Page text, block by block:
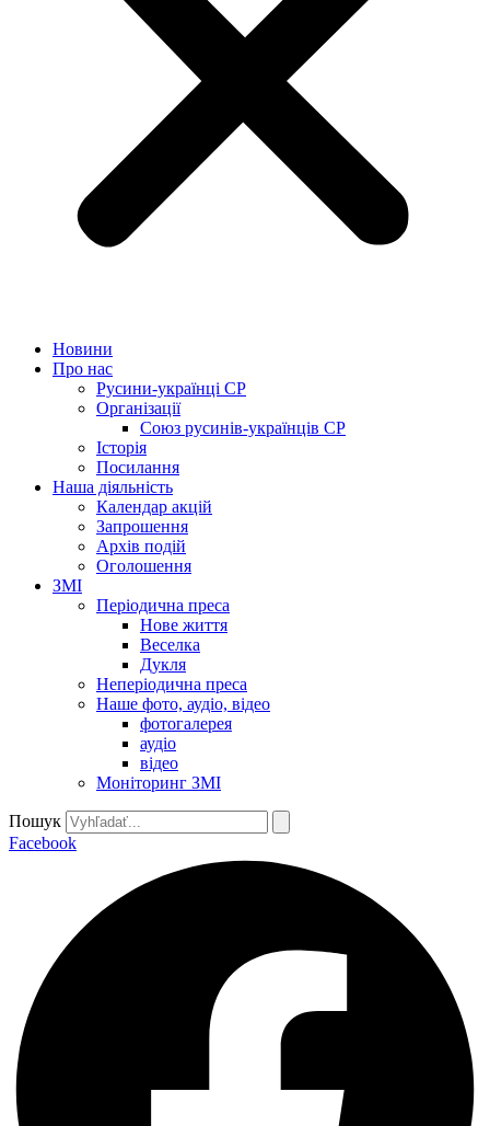
Новини
Про нас
Русини-українці СР
Організації
Союз русинів-українців СР
Історія
Посилання
Наша діяльність
Календар акцій
Запрошення
Архів подій
Оголошення
ЗМІ
Періодична преса
Нове життя
Веселка
Дукля
Неперіодична преса
Наше фото, аудіо, відео
фотогалерея
аудіо
відео
Моніторинг ЗМІ
Пошук
Facebook